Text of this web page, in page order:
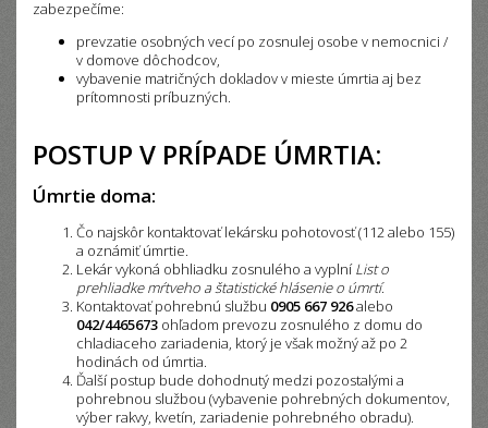
zabezpečíme:
prevzatie osobných vecí po zosnulej osobe v nemocnici /
v domove dôchodcov,
vybavenie matričných dokladov v mieste úmrtia aj bez
prítomnosti príbuzných.
POSTUP V PRÍPADE ÚMRTIA:
Úmrtie doma:
Čo najskôr kontaktovať lekársku pohotovosť (112 alebo 155)
a oznámiť úmrtie.
Lekár vykoná obhliadku zosnulého a vyplníList o
prehliadke mŕtveho a štatistické hlásenie o úmrtí.
Kontaktovať pohrebnú službu 0905 667 926alebo
042/4465673 ohľadom prevozu zosnulého z domu do
chladiaceho zariadenia, ktorý je však možný až po 2
hodinách od úmrtia.
Ďalší postup bude dohodnutý medzi pozostalými a
pohrebnou službou (vybavenie pohrebných dokumentov,
výber rakvy, kvetín, zariadenie pohrebného obradu).